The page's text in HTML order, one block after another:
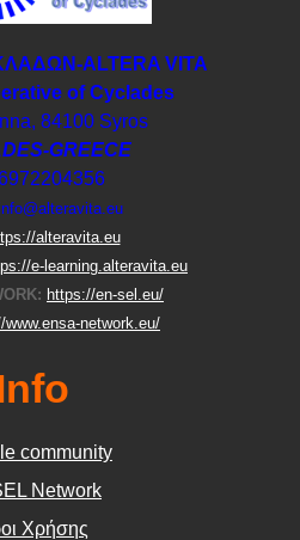
ΑLTERA VITA
of Cyclades
84100 Syros
GREECE
alteravita.eu
e-learning.alteravita.eu
https://en-sel.eu/
www.ensa-network.eu/
community
Network
Χρήσης